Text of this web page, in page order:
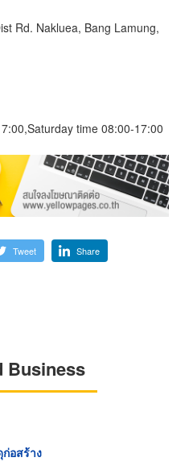
Rd. Nakluea, Bang Lamung,
time 08:00-17:00
Tweet Share
Business
อสร้าง